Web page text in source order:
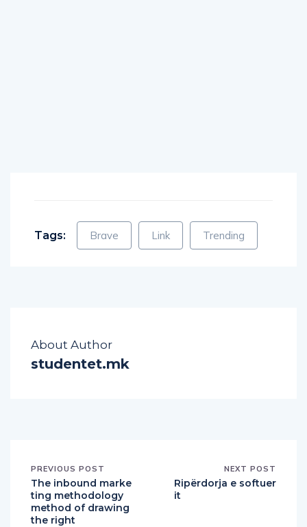
Tags: Brave Link Trending
About Author
studentet.mk
PREVIOUS POST
The inbound marke
ting methodology
method of drawing
the right
NEXT POST
Ripërdorja e softuer
it